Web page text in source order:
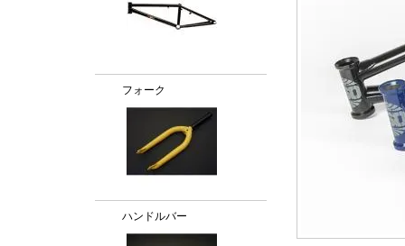
フォーク
ハンドルバー